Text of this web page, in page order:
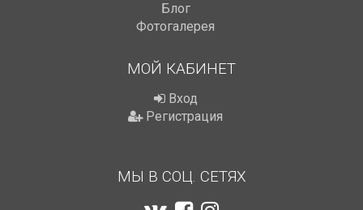
Блог
Фотогалерея
МОЙ КАБИНЕТ
Вход
Регистрация
МЫ В СОЦ. СЕТЯХ